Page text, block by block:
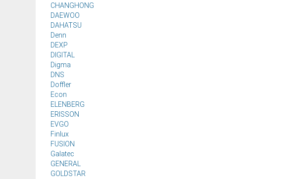
CHANGHONG
DAEWOO
DAHATSU
Denn
DEXP
DIGITAL
Digma
DNS
Doffler
Econ
ELENBERG
ERISSON
EVGO
Finlux
FUSION
Galatec
GENERAL
GOLDSTAR